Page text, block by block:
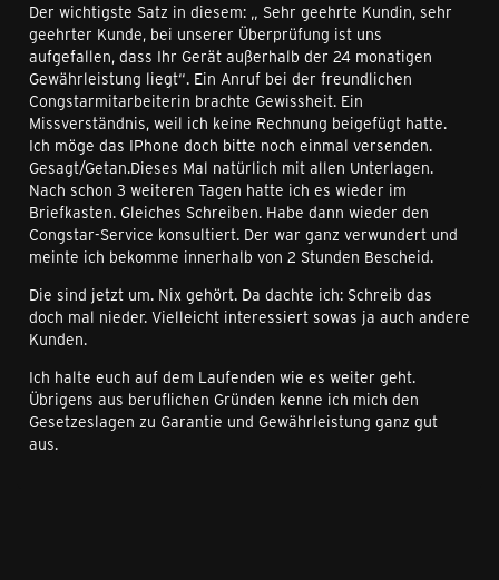
Der wichtigste Satz in diesem: „ Sehr geehrte Kundin, sehr
geehrter Kunde, bei unserer Überprüfung ist uns
aufgefallen, dass Ihr Gerät außerhalb der 24 monatigen
Gewährleistung liegt“. Ein Anruf bei der freundlichen
Congstarmitarbeiterin brachte Gewissheit. Ein
Missverständnis, weil ich keine Rechnung beigefügt hatte.
Ich möge das IPhone doch bitte noch einmal versenden.
Gesagt/Getan.Dieses Mal natürlich mit allen Unterlagen.
Nach schon 3 weiteren Tagen hatte ich es wieder im
Briefkasten. Gleiches Schreiben. Habe dann wieder den
Congstar-Service konsultiert. Der war ganz verwundert und
meinte ich bekomme innerhalb von 2 Stunden Bescheid.
Die sind jetzt um. Nix gehört. Da dachte ich: Schreib das
doch mal nieder. Vielleicht interessiert sowas ja auch andere
Kunden.
Ich halte euch auf dem Laufenden wie es weiter geht.
Übrigens aus beruflichen Gründen kenne ich mich den
Gesetzeslagen zu Garantie und Gewährleistung ganz gut
aus.